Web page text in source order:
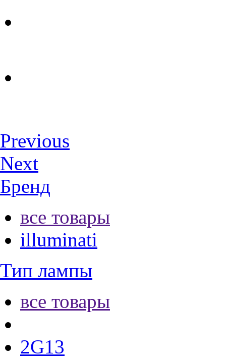
Previous
Next
Бренд
все товары
illuminati
Тип лампы
все товары
2G13